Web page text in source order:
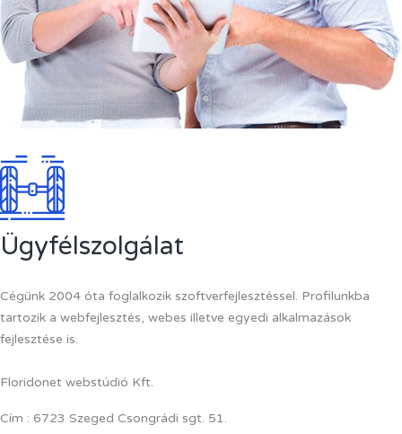
Ügyfélszolgálat
Cégünk 2004 óta foglalkozik szoftverfejlesztéssel. Profilunkba
tartozik a webfejlesztés, webes illetve egyedi alkalmazások
fejlesztése is.
Floridonet webstúdió Kft.
Cím : 6723 Szeged Csongrádi sgt. 51.